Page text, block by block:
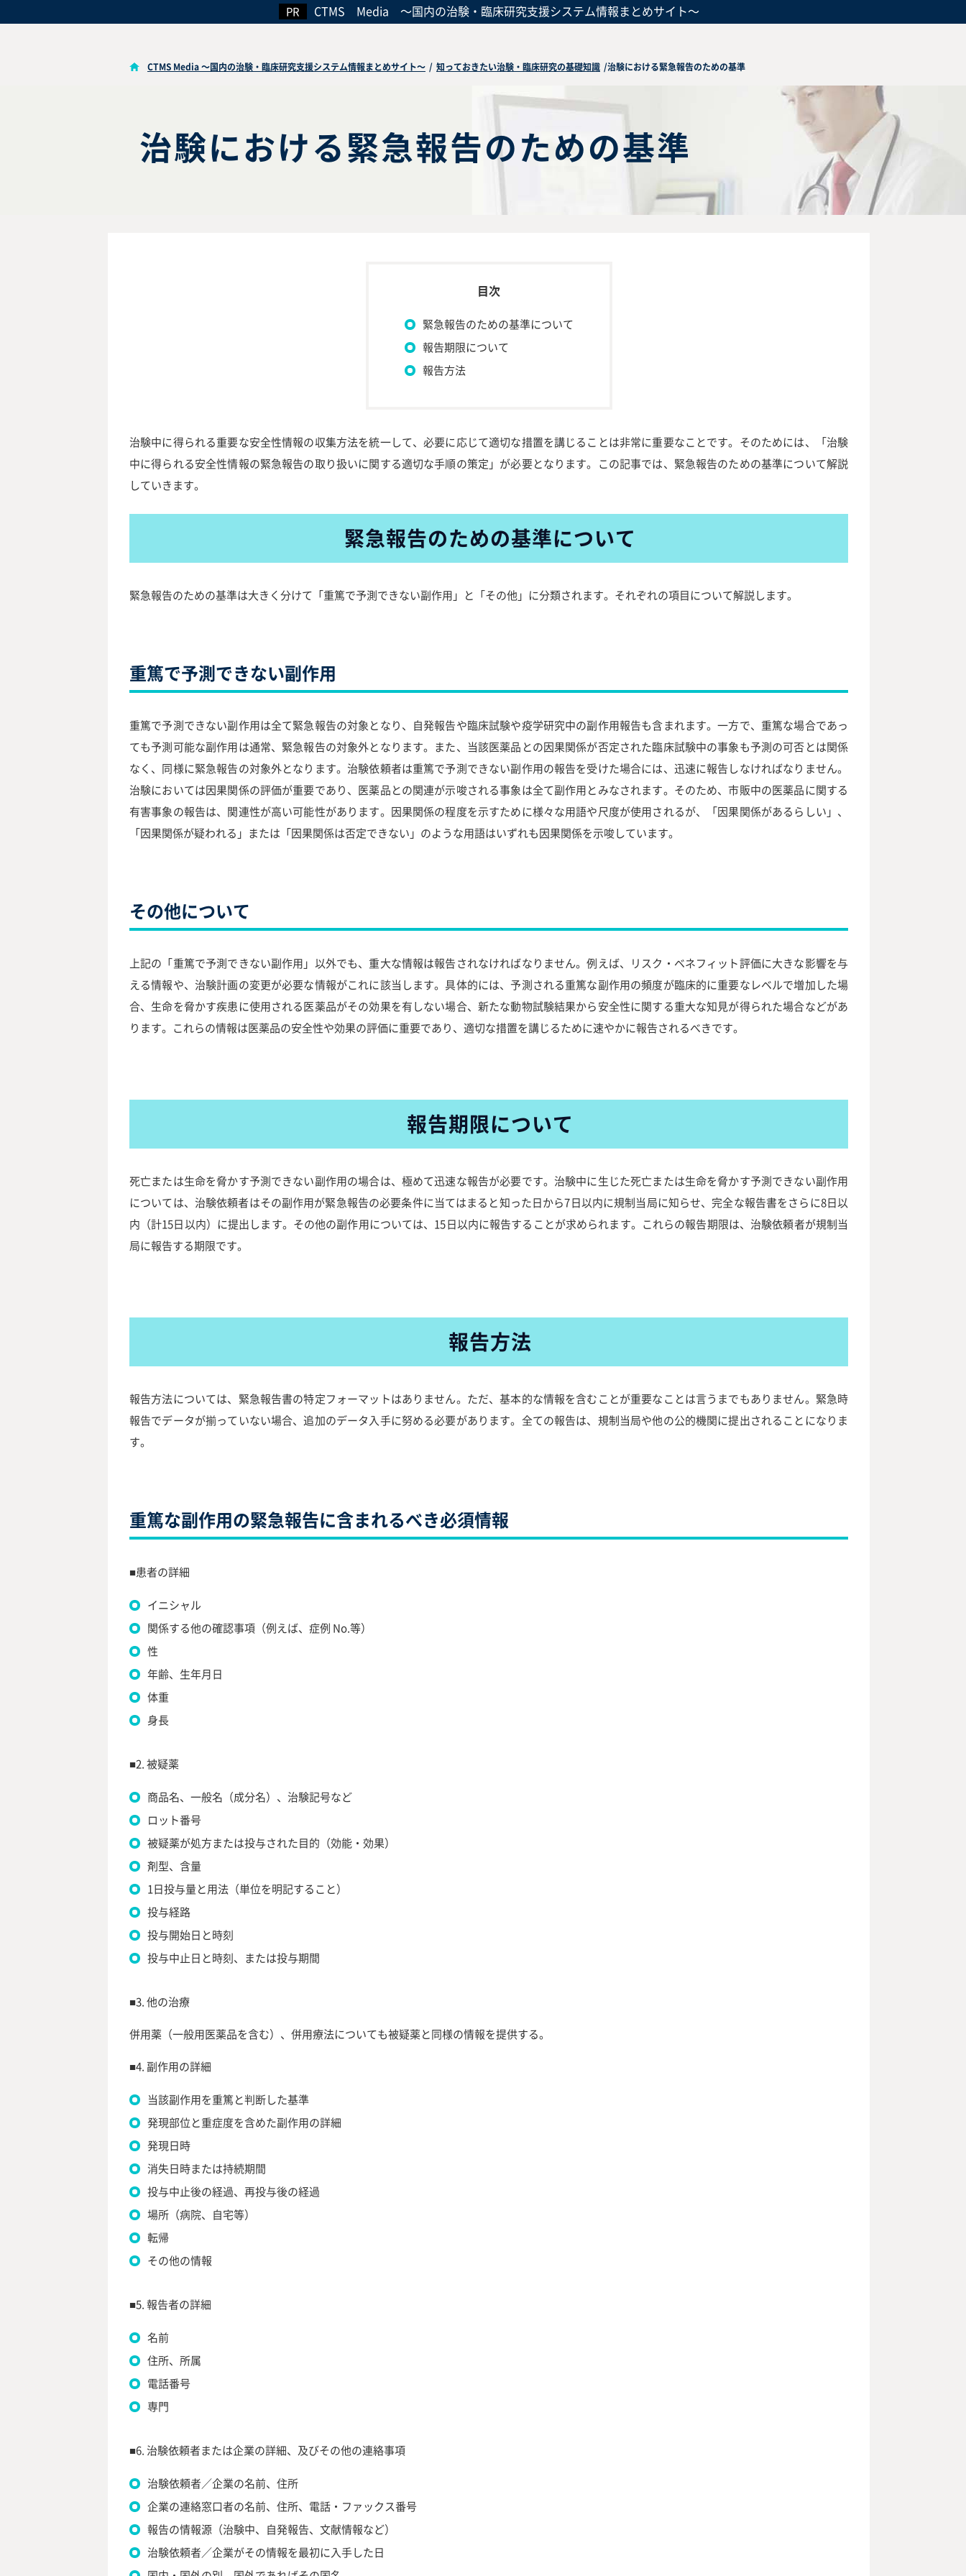
CTMS Media ～国内の治験・臨床研究支援システム情報まとめサイト～
CTMS Media ～国内の治験・臨床研究支援システム情報まとめサイト～ / 知っておきたい治験・臨床研究の基礎知識 /治験における緊急報告のための基準
治験における緊急報告のための基準
緊急報告のための基準について
報告期限について
報告方法
治験中に得られる重要な安全性情報の収集方法を統一して、必要に応じて適切な措置を講じることは非常に重要なことです。そのためには、「治験
中に得られる安全性情報の緊急報告の取り扱いに関する適切な手順の策定」が必要となります。この記事では、緊急報告のための基準について解説
していきます。
緊急報告のための基準について
緊急報告のための基準は大きく分けて「重篤で予測できない副作用」と「その他」に分類されます。それぞれの項目について解説します。
重篤で予測できない副作用
重篤で予測できない副作用は全て緊急報告の対象となり、自発報告や臨床試験や疫学研究中の副作用報告も含まれます。一方で、重篤な場合であっ
ても予測可能な副作用は通常、緊急報告の対象外となります。また、当該医薬品との因果関係が否定された臨床試験中の事象も予測の可否とは関係
なく、同様に緊急報告の対象外となります。治験依頼者は重篤で予測できない副作用の報告を受けた場合には、迅速に報告しなければなりません。
治験においては因果関係の評価が重要であり、医薬品との関連が示唆される事象は全て副作用とみなされます。そのため、市販中の医薬品に関する
有害事象の報告は、関連性が高い可能性があります。因果関係の程度を示すために様々な用語や尺度が使用されるが、「因果関係があるらしい」、
「因果関係が疑われる」または「因果関係は否定できない」のような用語はいずれも因果関係を示唆しています。
その他について
上記の「重篤で予測できない副作用」以外でも、重大な情報は報告されなければなりません。例えば、リスク・ベネフィット評価に大きな影響を与
える情報や、治験計画の変更が必要な情報がこれに該当します。具体的には、予測される重篤な副作用の頻度が臨床的に重要なレベルで増加した場
合、生命を脅かす疾患に使用される医薬品がその効果を有しない場合、新たな動物試験結果から安全性に関する重大な知見が得られた場合などがあ
ります。これらの情報は医薬品の安全性や効果の評価に重要であり、適切な措置を講じるために速やかに報告されるべきです。
報告期限について
死亡または生命を脅かす予測できない副作用の場合は、極めて迅速な報告が必要です。治験中に生じた死亡または生命を脅かす予測できない副作用
については、治験依頼者はその副作用が緊急報告の必要条件に当てはまると知った日から7日以内に規制当局に知らせ、完全な報告書をさらに8日以
内（計15日以内）に提出します。その他の副作用については、15日以内に報告することが求められます。これらの報告期限は、治験依頼者が規制当
局に報告する期限です。
報告方法
報告方法については、緊急報告書の特定フォーマットはありません。ただ、基本的な情報を含むことが重要なことは言うまでもありません。緊急時
報告でデータが揃っていない場合、追加のデータ入手に努める必要があります。全ての報告は、規制当局や他の公的機関に提出されることになりま
す。
重篤な副作用の緊急報告に含まれるべき必須情報
■患者の詳細
イニシャル
関係する他の確認事項（例えば、症例 No.等）
性
年齢、生年月日
体重
身長
■2. 被疑薬
商品名、一般名（成分名）、治験記号など
ロット番号
被疑薬が処方または投与された目的（効能・効果）
剤型、含量
1日投与量と用法（単位を明記すること）
投与経路
投与開始日と時刻
投与中止日と時刻、または投与期間
■3. 他の治療
併用薬（一般用医薬品を含む）、併用療法についても被疑薬と同様の情報を提供する。
■4. 副作用の詳細
当該副作用を重篤と判断した基準
発現部位と重症度を含めた副作用の詳細
発現日時
消失日時または持続期間
投与中止後の経過、再投与後の経過
場所（病院、自宅等）
転帰
その他の情報
■5. 報告者の詳細
名前
住所、所属
電話番号
専門
■6. 治験依頼者または企業の詳細、及びその他の連絡事項
治験依頼者／企業の名前、住所
企業の連絡窓口者の名前、住所、電話・ファックス番号
報告の情報源（治験中、自発報告、文献情報など）
治験依頼者／企業がその情報を最初に入手した日